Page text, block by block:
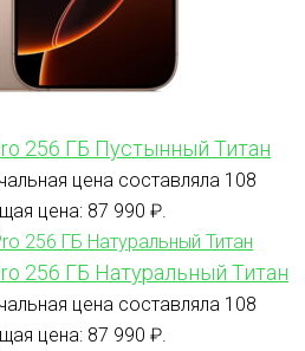
256 ГБ Пустынный Титан
цена составляла 108
цена: 87 990 ₽.
256 ГБ Натуральный Титан
цена составляла 108
цена: 87 990 ₽.